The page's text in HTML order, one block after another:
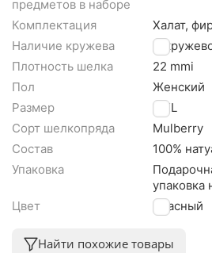
предметов в наборе
Комплектация
Халат,
Наличие кружева
С
Плотность шелка
22 mmi
Пол
Женский
Размер
L/XL
Сорт шелкопряда
Mulberry
Состав
100%
Упаковка
упаковка
Цвет
Красный
Найти похожие товары